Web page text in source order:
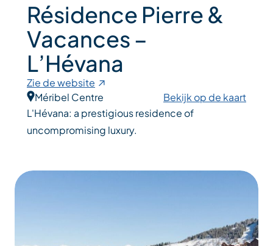
Résidence Pierre &
Vacances –
L’Hévana
Zie de website
Méribel Centre
Bekijk op de kaart
L'Hévana: a prestigious residence of
uncompromising luxury.